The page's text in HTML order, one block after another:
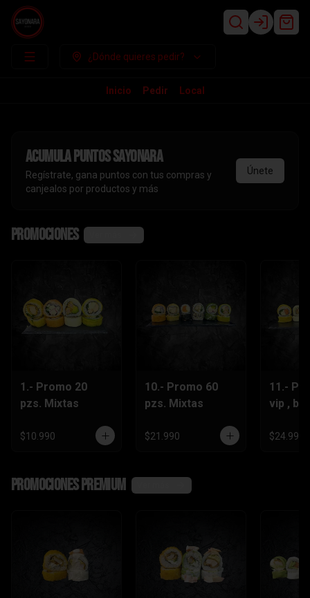
Login
¿Dónde quieres pedir?
Inicio Pedir Local
Acumulapuntos sayonara
Regístrate, gana puntos con tus compras y
canjealos por productos y más
Únete
Promociones
1.- Promo 20
pzs. Mixtas
$10.990
10.- Promo 60
pzs. Mixtas
$21.990
11.-
vip ,
$24.990
Promociones Premium